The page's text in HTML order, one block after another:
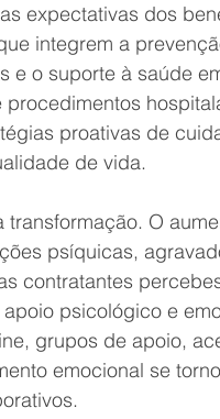
expectativas dos
integrem a
e o suporte à saúde
proativas de
de vida.
O
psíquicas,
contratantes
psicológico e
grupos de apoio,
emocional se